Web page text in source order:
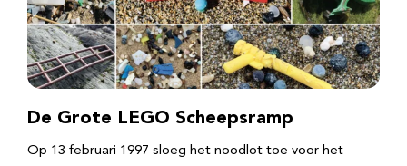
De Grote LEGO Scheepsramp
Op 13 februari 1997 sloeg het noodlot toe voor het